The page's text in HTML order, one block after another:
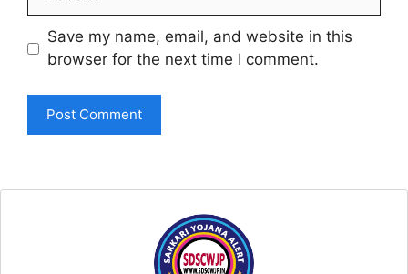
Save my name, email, and website in this
browser for the next time I comment.